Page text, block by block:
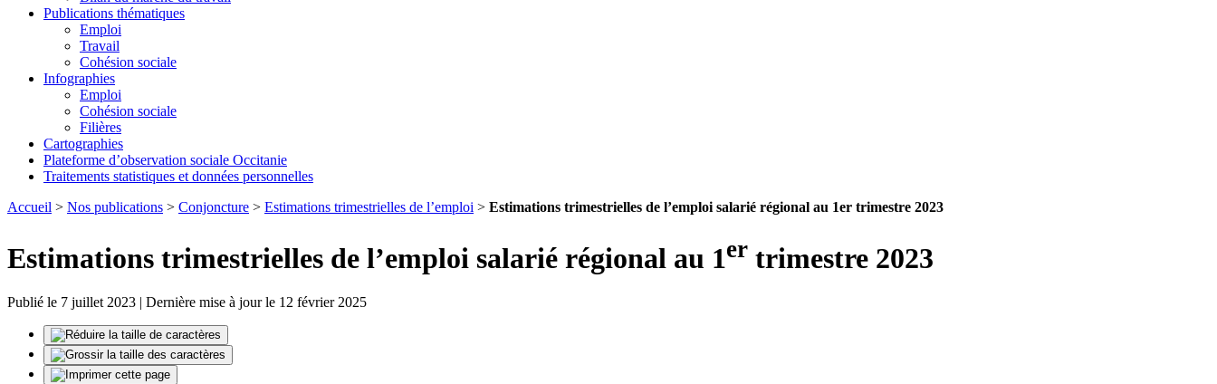
Publications thématiques
Emploi
Travail
Cohésion sociale
Infographies
Emploi
Cohésion sociale
Filières
Cartographies
Plateforme d’observation sociale Occitanie
Traitements statistiques et données personnelles
Accueil > Nos publications > Conjoncture > Estimations trimestrielles de l’emploi > Estimations trimestrielles de l’emploi salarié régional au 1er trimestre 2023
Estimations trimestrielles de l’emploi salarié régional au 1er trimestre 2023
Publié le 7 juillet 2023 | Dernière mise à jour le 12 février 2025